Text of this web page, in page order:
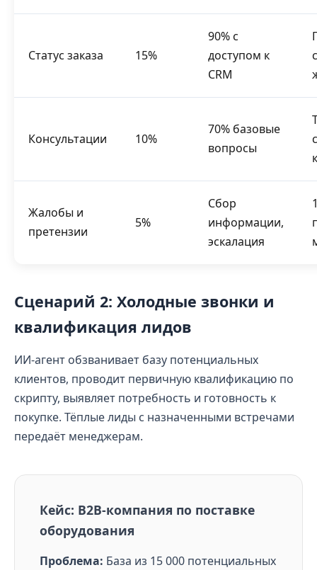
Статус заказа 15%
90% с
доступом к
CRM
Консультации 10%
70% базовые
вопросы
Жалобы и
претензии
5%
Сбор
информации,
эскалация
Сценарий 2: Холодные звонки и
квалификация лидов
ИИ-агент обзванивает базу потенциальных
клиентов, проводит первичную квалификацию по
скрипту, выявляет потребность и готовность к
покупке. Тёплые лиды с назначенными встречами
передаёт менеджерам.
Кейс: B2B-компания по поставке
оборудования
Проблема: База из 15 000 потенциальных